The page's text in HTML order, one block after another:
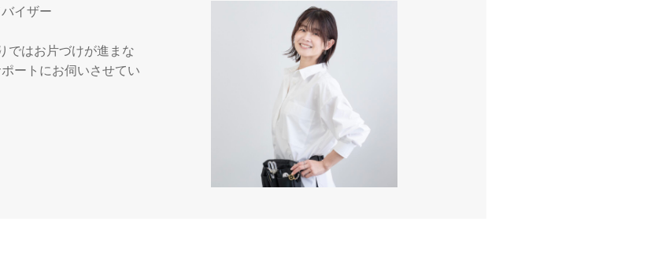
イザー
ではお片づけが進まな
ートにお伺いさせてい